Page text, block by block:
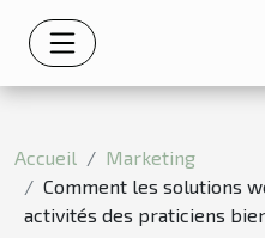
Accueil
Marketing
Comment les solutions
activités des praticiens